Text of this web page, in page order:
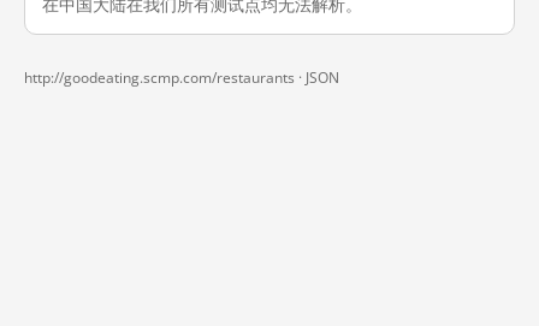
http://goodeating.scmp.com/restaurants · JSON